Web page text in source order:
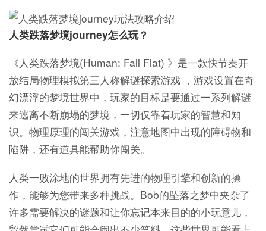
人类跌落梦境journey怎么玩？
《人类跌落梦境(Human: Fall Flat) 》是一款快节奏开
放结局物理模拟第三人称解谜探索游戏 ，游戏设置在奇
幻漂浮的梦境世界中，玩家的目标是要通过一系列解谜
来逃离不断崩塌的梦境，一切仅靠着玩家的智慧和知
识。物理原理的闯关游戏，注意地图中出现的障碍物和
陷阱，还有道具能帮助你闯关。
人类一败涂地的世界拥有先进的物理引擎和创新的操
作，能够为您带来多种挑战。Bob的坠落之梦中夹杂了
许多需要解决的谜题和让你忘记本来目的的小玩意儿，